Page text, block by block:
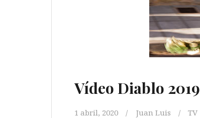
Vídeo Diablo 2019
1 abril, 2020 Juan Luis TV